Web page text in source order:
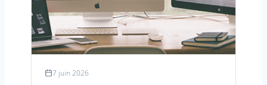
7 juin 2026